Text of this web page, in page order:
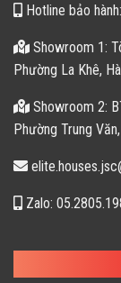
Hotline bảo
Showroom 1:
Phường La Khê,
Showroom 2:
Phường Trung
Zalo: